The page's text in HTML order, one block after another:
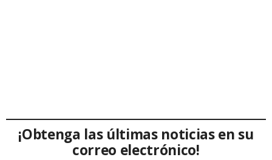
¡Obtenga las últimas noticias en su
correo electrónico!